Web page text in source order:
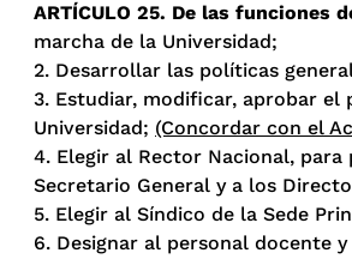
ARTÍCULO 25. De las funciones
marcha de la Universidad;
2. Desarrollar las políticas
3. Estudiar, modificar, aprobar
Universidad; (Concordar con el
4. Elegir al Rector Nacional,
Secretario General y a los
5. Elegir al Síndico de la Sede
6. Designar al personal docente